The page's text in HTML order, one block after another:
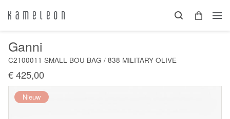
Ganni
C2100011 SMALL BOU BAG / 838 MILITARY OLIVE
€ 425,00
Nieuw